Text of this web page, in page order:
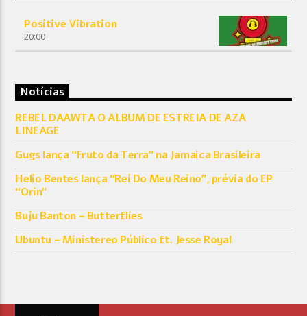
Positive Vibration
20:00
Notícias
REBEL DAAWTA O ALBUM DE ESTREIA DE AZA
LINEAGE
Gugs lança “Fruto da Terra” na Jamaica Brasileira
Helio Bentes lança “Rei Do Meu Reino”, prévia do EP
“Orin”
Buju Banton – Butterflies
Ubuntu – Ministereo Público ft. Jesse Royal